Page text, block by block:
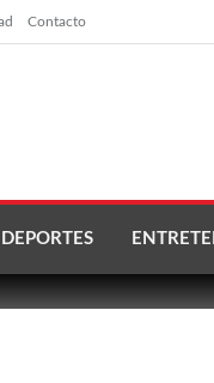
Contacto
DEPORTES